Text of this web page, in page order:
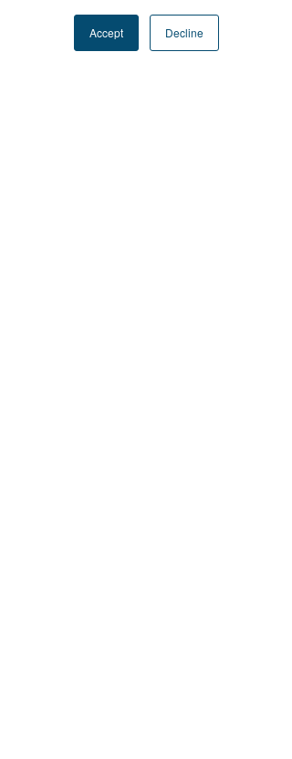
Accept Decline
【2024 20IMPACT20 堅毅
青年日記 - Leg 2 Day 4】精
撰寫留言......